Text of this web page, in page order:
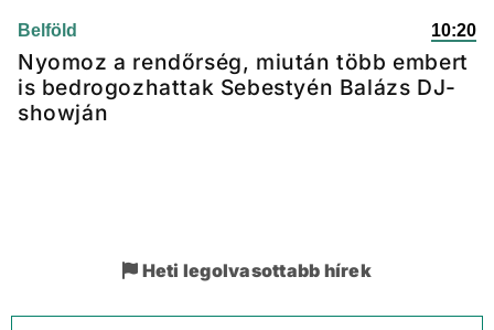
Belföld 10:20
Nyomoz a rendőrség, miután több embert
is bedrogozhattak Sebestyén Balázs DJ-
showján
Heti legolvasottabb hírek